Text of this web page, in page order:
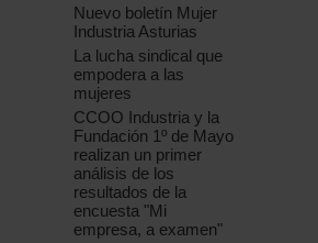
Nuevo boletín Mujer
Industria Asturias
La lucha sindical que
empodera a las
mujeres
CCOO Industria y la
Fundación 1º de Mayo
realizan un primer
análisis de los
resultados de la
encuesta "Mi
empresa, a examen"